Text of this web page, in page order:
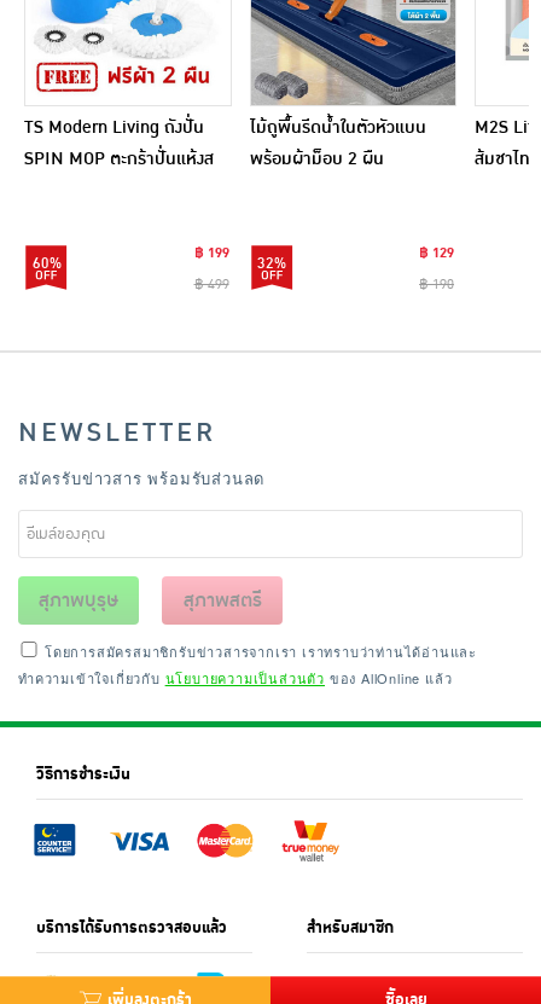
TS Modern Living ถังปั่น
SPIN MOP ตะกร้าปั่นแห้งส
60%
฿ 199
฿ 499
ไม้ถูพื้นรีดน้ำในตัวหัวแบน
พร้อมผ้าม็อบ 2 ผืน
32%
฿ 129
฿ 190
M2S
ส้มชาไท
NEWSLETTER
สมัครรับข่าวสาร พร้อมรับส่วนลด
สุภาพบุรุษ สุภาพสตรี
โดยการสมัครสมาชิกรับข่าวสารจากเรา เราทราบว่าท่านได้อ่านและ
ทำความเข้าใจเกี่ยวกับ นโยบายความเป็นส่วนตัว ของ AllOnline แล้ว
วิธีการชำระเงิน
บริการได้รับการตรวจสอบแล้ว สำหรับสมาชิก